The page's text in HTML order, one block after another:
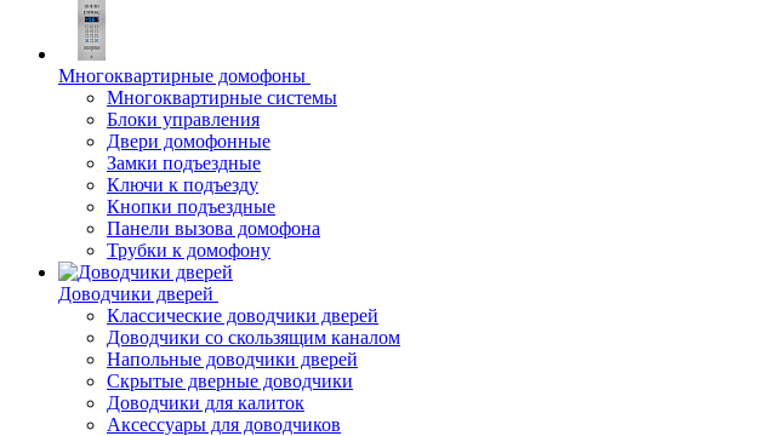
Многоквартирные домофоны
Многоквартирные системы
Блоки управления
Двери домофонные
Замки подъездные
Ключи к подъезду
Кнопки подъездные
Панели вызова домофона
Трубки к домофону
Доводчики дверей
Классические доводчики дверей
Доводчики со скользящим каналом
Напольные доводчики дверей
Скрытые дверные доводчики
Доводчики для калиток
Аксессуары для доводчиков